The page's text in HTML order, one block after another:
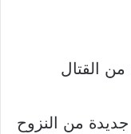
القتال
من النزوح